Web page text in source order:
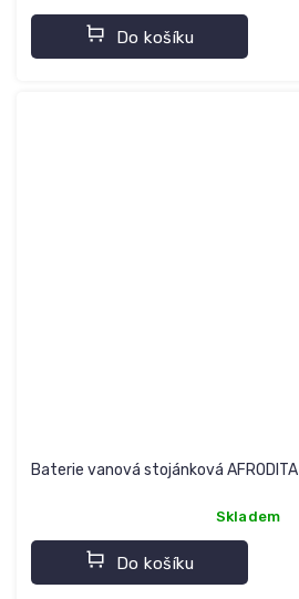
Do košíku
Baterie vanová stojánková AFRODITA
Skladem
Do košíku